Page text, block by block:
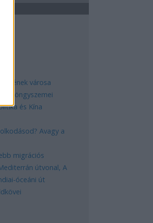
városa
gyöngyszemei
és Kína
Avagy a
migrációs
útvonal, A
óceáni út